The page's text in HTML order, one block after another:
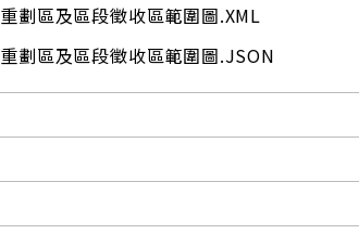
劃區及區段徵收區範圍圖.XML
劃區及區段徵收區範圍圖.JSON